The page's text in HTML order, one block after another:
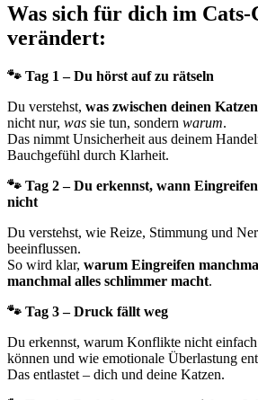
Was sich für dich im
verändert:
🐾 Tag 1 – Du hörst auf zu rätseln
Du verstehst, was zwischen deinen
nicht nur, was sie tun, sondern warum.
Das nimmt Unsicherheit aus deinem
Bauchgefühl durch Klarheit.
🐾 Tag 2 – Du erkennst, wann
nicht
Du verstehst, wie Reize, Stimmung und
beeinflussen.
So wird klar, warum Eingreifen
manchmal alles schlimmer macht.
🐾 Tag 3 – Druck fällt weg
Du erkennst, warum Konflikte nicht
können und wie emotionale Überlastung
Das entlastet – dich und deine Katzen.